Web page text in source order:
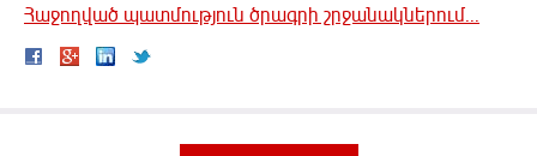
Հաջողված պատմություն ծրագրի շրջանակներում...